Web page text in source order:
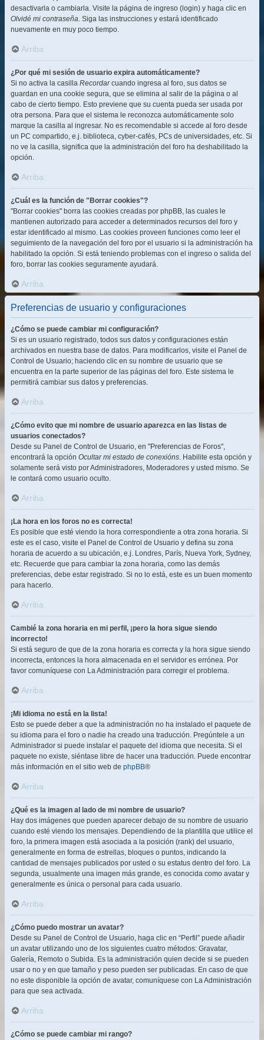
desactivarla o cambiarla. Visite la página de ingreso (login) y haga clic en
Olvidé mi contraseña. Siga las instrucciones y estará identificado
nuevamente en muy poco tiempo.
Arriba
¿Por qué mi sesión de usuario expira automáticamente?
Si no activa la casilla Recordarcuando ingresa al foro, sus datos se
guardan en una cookie segura, que se elimina al salir de la página o al
cabo de cierto tiempo. Esto previene que su cuenta pueda ser usada por
otra persona. Para que el sistema le reconozca automáticamente solo
marque la casilla al ingresar. No es recomendable si accede al foro desde
un PC compartido, e.j. biblioteca, cyber-cafés, PCs de universidades, etc. Si
no ve la casilla, significa que la administración del foro ha deshabilitado la
opción.
Arriba
¿Cuál es la función de "Borrar cookies"?
"Borrar cookies" borra las cookies creadas por phpBB, las cuales le
mantienen autorizado para acceder a determinados recursos del foro y
estar identificado al mismo. Las cookies proveen funciones como leer el
seguimiento de la navegación del foro por el usuario si la administración ha
habilitado la opción. Si está teniendo problemas con el ingreso o salida del
foro, borrar las cookies seguramente ayudará.
Arriba
Preferencias de usuario y configuraciones
¿Cómo se puede cambiar mi configuración?
Si es un usuario registrado, todos sus datos y configuraciones están
archivados en nuestra base de datos. Para modificarlos, visite el Panel de
Control de Usuario; haciendo clic en su nombre de usuario que se
encuentra en la parte superior de las páginas del foro. Este sistema le
permitirá cambiar sus datos y preferencias.
Arriba
¿Cómo evito que mi nombre de usuario aparezca en las listas de
usuarios conectados?
Desde su Panel de Control de Usuario, en "Preferencias de Foros",
encontrará la opción Ocultar mi estado de conexións. Habilite esta opción y
solamente será visto por Administradores, Moderadores y usted mismo. Se
le contará como usuario oculto.
Arriba
¡La hora en los foros no es correcta!
Es posible que esté viendo la hora correspondiente a otra zona horaria. Si
este es el caso, visite el Panel de Control de Usuario y defina su zona
horaria de acuerdo a su ubicación, e.j. Londres, París, Nueva York, Sydney,
etc. Recuerde que para cambiar la zona horaria, como las demás
preferencias, debe estar registrado. Si no lo está, este es un buen momento
para hacerlo.
Arriba
Cambié la zona horaria en mi perfil, ¡pero la hora sigue siendo
incorrecto!
Si está seguro de que de la zona horaria es correcta y la hora sigue siendo
incorrecta, entonces la hora almacenada en el servidor es errónea. Por
favor comuníquese con La Administración para corregir el problema.
Arriba
¡Mi idioma no está en la lista!
Esto se puede deber a que la administración no ha instalado el paquete de
su idioma para el foro o nadie ha creado una traducción. Pregúntele a un
Administrador si puede instalar el paquete del idioma que necesita. Si el
paquete no existe, siéntase libre de hacer una traducción. Puede encontrar
más información en el sitio web de phpBB®
Arriba
¿Qué es la imagen al lado de mi nombre de usuario?
Hay dos imágenes que pueden aparecer debajo de su nombre de usuario
cuando esté viendo los mensajes. Dependiendo de la plantilla que utilice el
foro, la primera imagen está asociada a la posición (rank) del usuario,
generalmente en forma de estrellas, bloques o puntos, indicando la
cantidad de mensajes publicados por usted o su estatus dentro del foro. La
segunda, usualmente una imagen más grande, es conocida como avatar y
generalmente es única o personal para cada usuario.
Arriba
¿Cómo puedo mostrar un avatar?
Desde su Panel de Control de Usuario, haga clic en “Perfil” puede añadir
un avatar utilizando uno de los siguientes cuatro métodos: Gravatar,
Galería, Remoto o Subida. Es la administración quien decide si se pueden
usar o no y en que tamaño y peso pueden ser publicadas. En caso de que
no este disponible la opción de avatar, comuníquese con La Administración
para que sea activada.
Arriba
¿Cómo se puede cambiar mi rango?